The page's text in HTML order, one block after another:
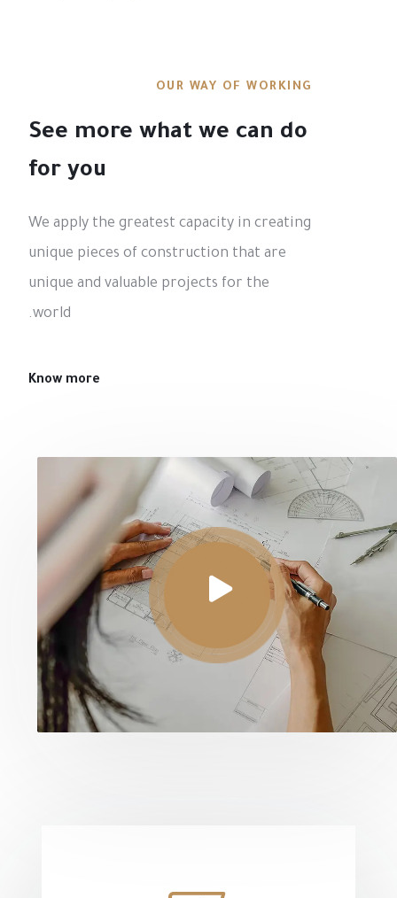
OUR WAY OF WORKING
See more what we can do
for you
We apply the greatest capacity in creating
unique pieces of construction that are
unique and valuable projects for the
world.
Know more